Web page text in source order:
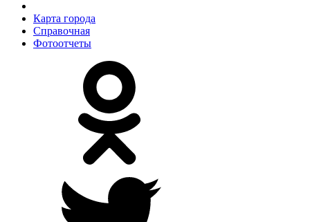
Карта города
Справочная
Фотоотчеты